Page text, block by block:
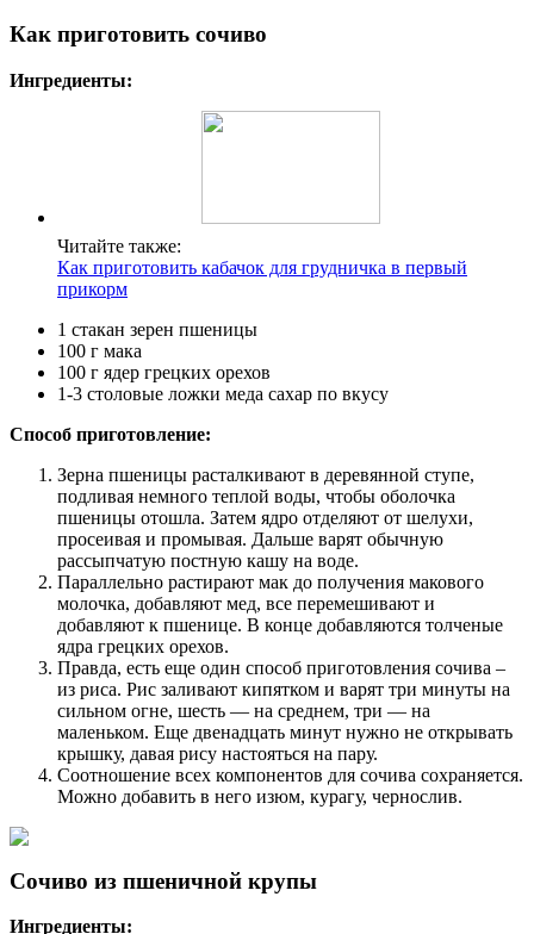
Как приготовить сочиво
Ингредиенты:
Читайте также:
Как приготовить кабачок для грудничка в первый
прикорм
1 стакан зерен пшеницы
100 г мака
100 г ядер грецких орехов
1-3 столовые ложки меда сахар по вкусу
Способ приготовление:
Зерна пшеницы расталкивают в деревянной ступе,
подливая немного теплой воды, чтобы оболочка
пшеницы отошла. Затем ядро отделяют от шелухи,
просеивая и промывая. Дальше варят обычную
рассыпчатую постную кашу на воде.
Параллельно растирают мак до получения макового
молочка, добавляют мед, все перемешивают и
добавляют к пшенице. В конце добавляются толченые
ядра грецких орехов.
Правда, есть еще один способ приготовления сочива –
из риса. Рис заливают кипятком и варят три минуты на
сильном огне, шесть — на среднем, три — на
маленьком. Еще двенадцать минут нужно не открывать
крышку, давая рису настояться на пару.
Соотношение всех компонентов для сочива сохраняется.
Можно добавить в него изюм, курагу, чернослив.
Сочиво из пшеничной крупы
Ингредиенты: